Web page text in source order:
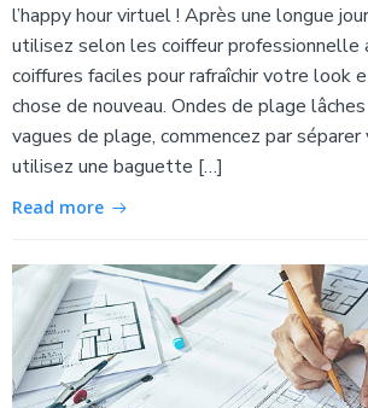
l’happy hour virtuel ! Après une longue
utilisez selon les coiffeur professionnelle
coiffures faciles pour rafraîchir votre look
chose de nouveau. Ondes de plage
vagues de plage, commencez par
utilisez une baguette […]
Read more